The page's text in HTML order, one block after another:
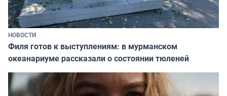
НОВОСТИ
Филя готов к выступлениям: в мурманском
океанариуме рассказали о состоянии тюленей